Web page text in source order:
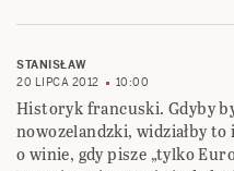
STANISŁAW
20 LIPCA 2012
10:00
Historyk francuski. Gdyby
nowozelandzki, widziałby
o winie, gdy pisze „tylko